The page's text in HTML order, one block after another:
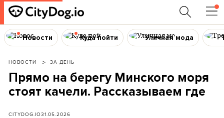
Новости Куда пойти Уличная мода
НОВОСТИ ЗА ДЕНЬ
Прямо на берегу Минского моря
стоят качели. Рассказываем где
CITYDOG.IO31.05.2026